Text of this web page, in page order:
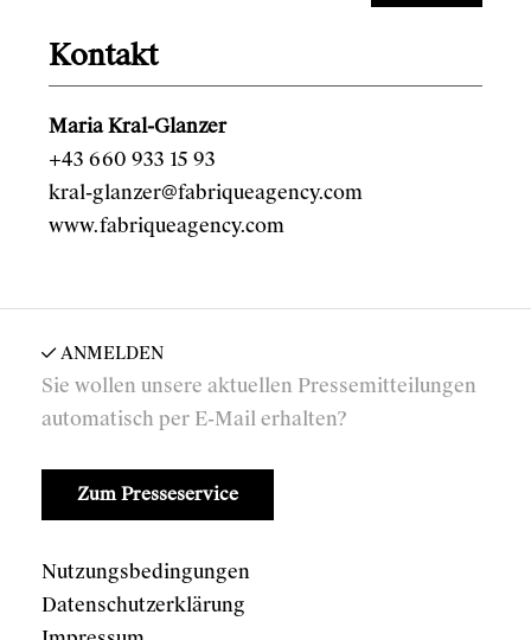
Kontakt
Maria Kral-Glanzer
+43 660 933 15 93
kral-glanzer@fabriqueagency.com
www.fabriqueagency.com
ANMELDEN
Sie wollen unsere aktuellen Pressemitteilungen
automatisch per E-Mail erhalten?
Zum Presseservice
Nutzungsbedingungen
Datenschutzerklärung